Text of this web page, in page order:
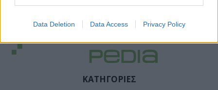
Data Deletion Data Access Privacy Policy
ΚΑΤΗΓΟΡΙΕΣ